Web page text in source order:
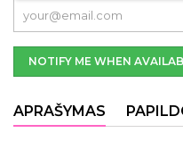
NOTIFY ME WHEN
APRAŠYMAS